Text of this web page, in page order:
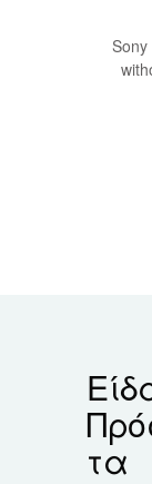
Sony
τα